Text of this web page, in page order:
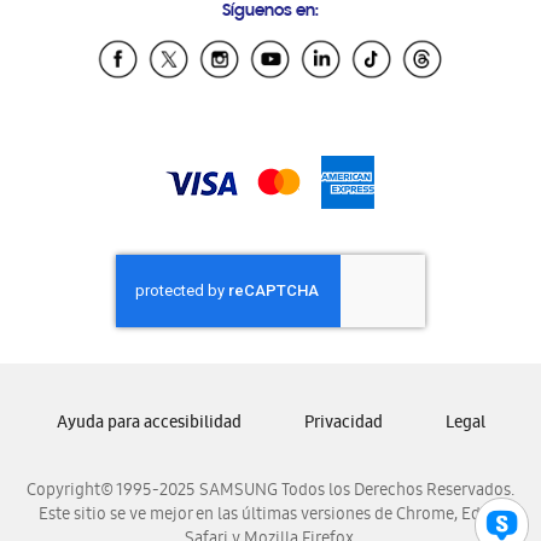
Samsung Ecuador
Samsung El Salvador
Samsung Nicaragua
Samsung Panamá
Samsung República Dominicana
Samsung Venezuela
Síguenos en:
Copyright© 1995-2025 SAMSUNG Todos los Derechos Reservados.
Este sitio se ve mejor en las últimas versiones de Chrome, Edge,
Ayuda para accesibilidad Privacidad Legal